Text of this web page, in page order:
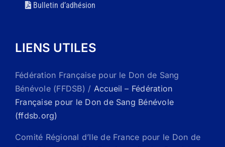
Bulletin d’adhésion
LIENS UTILES
Fédération Française pour le Don de Sang
Bénévole (FFDSB) / Accueil – Fédération
Française pour le Don de Sang Bénévole
(ffdsb.org)
Comité Régional d’Ile de France pour le Don de